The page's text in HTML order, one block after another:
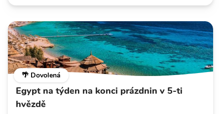
🌴 Dovolená
Egypt na týden na konci prázdnin v 5-ti
hvězdě